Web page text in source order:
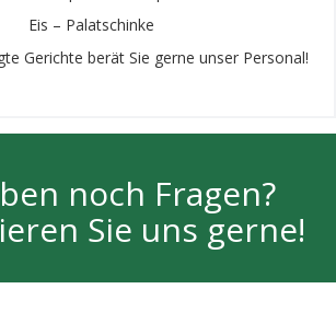
Eis – Palatschinke
Gerichte berät Sie gerne unser Personal!
noch Fragen?
Sie uns gerne!